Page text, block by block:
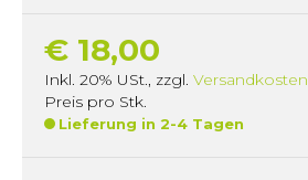
€ 18,00
Inkl. 20% USt. zzgl. Versandkosten
Preis pro Stk.
Lieferung in 2-4 Tagen